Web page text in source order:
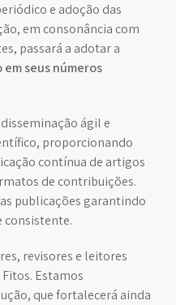
e adoção das
em consonância com
passará a adotar a
seus números
ágil e
proporcionando
contínua de artigos
de contribuições.
publicações garantindo
consistente.
revisores e leitores
Estamos
que fortalecerá ainda